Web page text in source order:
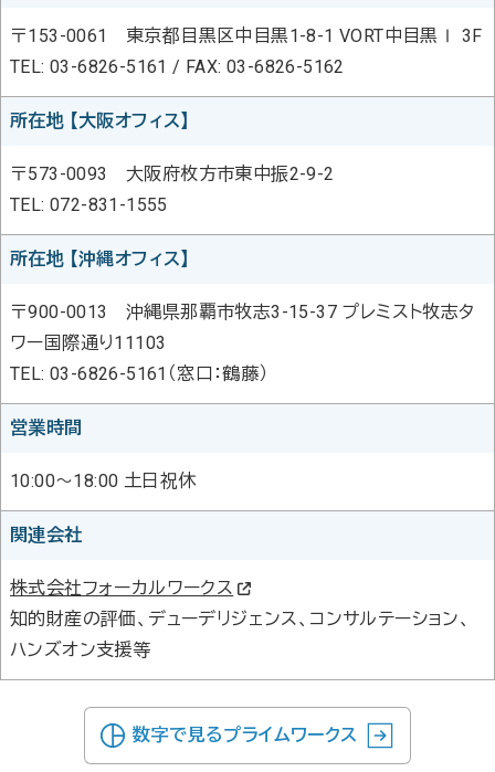
〒153-0061 東京都目黒区中目黒1-8-1 VORT中目黒Ⅰ 3F
TEL: 03-6826-5161 / FAX: 03-6826-5162
所在地 【大阪オフィス】
〒573-0093 大阪府枚方市東中振2-9-2
TEL: 072-831-1555
所在地 【沖縄オフィス】
〒900-0013 沖縄県那覇市牧志3-15-37 プレミスト牧志タ
ワー国際通り11103
TEL: 03-6826-5161（窓口：鶴藤）
営業時間
10:00～18:00 土日祝休
関連会社
株式会社フォーカルワークス
知的財産の評価、デューデリジェンス、コンサルテーション、
ハンズオン支援等
数字で見るプライムワークス